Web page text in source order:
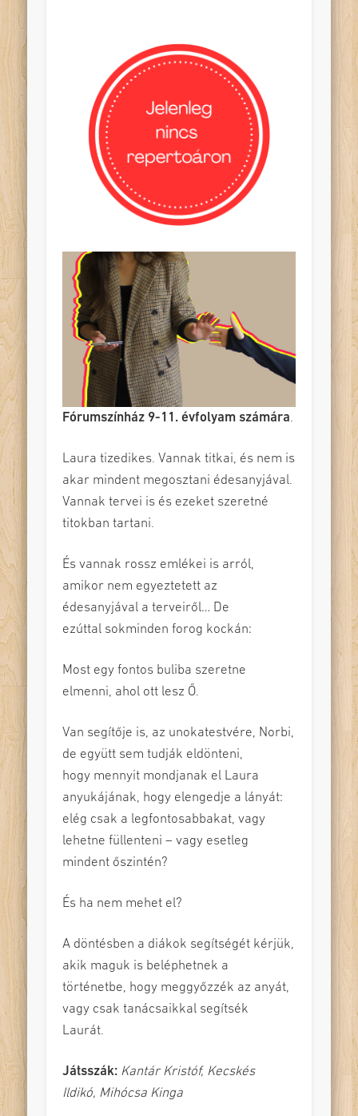
Fórumszínház 9-11. évfolyam számára.
Laura tizedikes. Vannak titkai, és nem is
akar mindent megosztani édesanyjával.
Vannak tervei is és ezeket szeretné
titokban tartani.
És vannak rossz emlékei is arról,
amikor nem egyeztetett az
édesanyjával a terveiről… De
ezúttal sokminden forog kockán:
Most egy fontos buliba szeretne
elmenni, ahol ott lesz Ő.
Van segítője is, az unokatestvére, Norbi,
de együtt sem tudják eldönteni,
hogy mennyit mondjanak el Laura
anyukájának, hogy elengedje a lányát:
elég csak a legfontosabbakat, vagy
lehetne füllenteni – vagy esetleg
mindent őszintén?
És ha nem mehet el?
A döntésben a diákok segítségét kérjük,
akik maguk is beléphetnek a
történetbe, hogy meggyőzzék az anyát,
vagy csak tanácsaikkal segítsék
Laurát.
Játsszák: Kantár Kristóf, Kecskés
Ildikó, Mihócsa Kinga